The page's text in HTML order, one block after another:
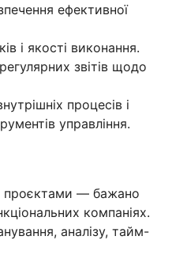
ефективної
і якості виконання.
звітів щодо
процесів і
управління.
проєктами — бажано
компаніях.
аналізу, тайм-